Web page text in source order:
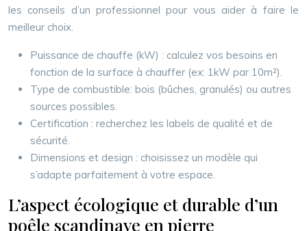
les conseils d’un professionnel pour vous aider à faire le
meilleur choix.
Puissance de chauffe (kW) : calculez vos besoins en
fonction de la surface à chauffer (ex: 1kW par 10m²).
Type de combustible: bois (bûches, granulés) ou autres
sources possibles.
Certification : recherchez les labels de qualité et de
sécurité.
Dimensions et design : choisissez un modèle qui
s’adapte parfaitement à votre espace.
L’aspect écologique et durable d’un
poêle scandinave en pierre